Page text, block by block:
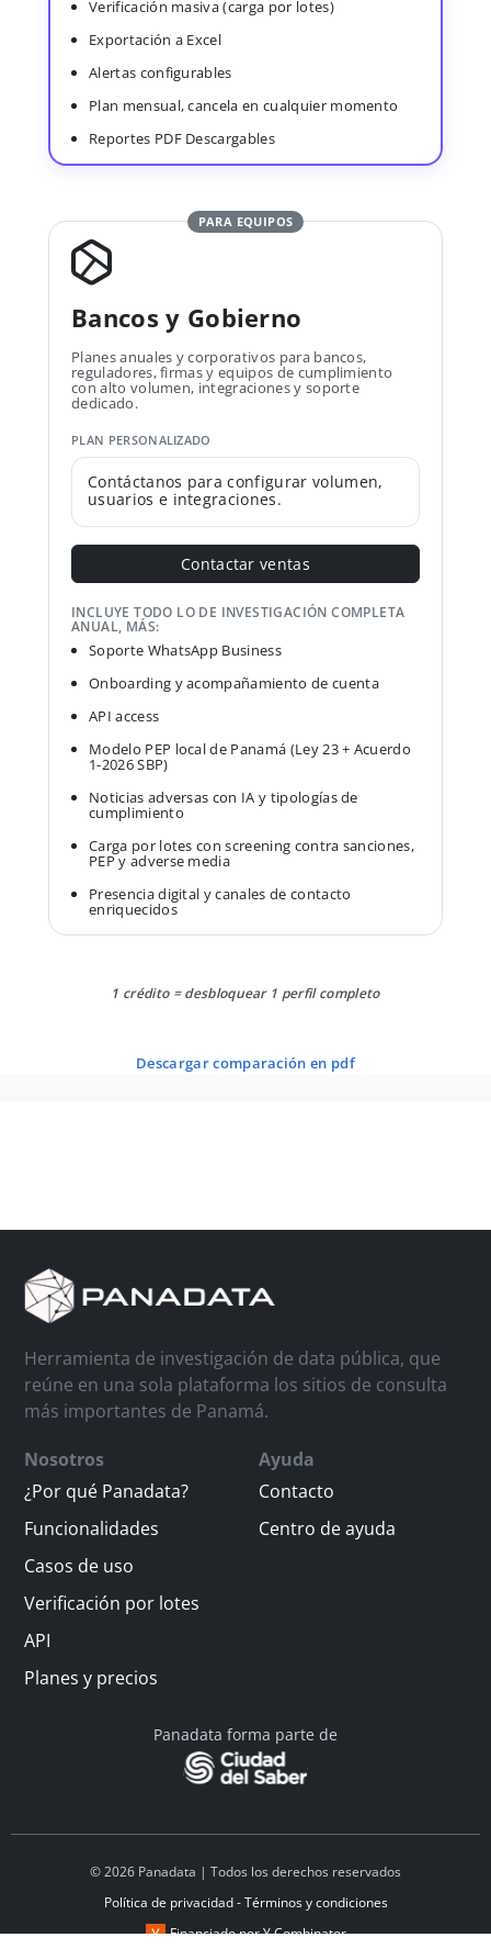
Verificación masiva (carga por lotes)
Exportación a Excel
Alertas configurables
Plan mensual, cancela en cualquier momento
Reportes PDF Descargables
PARA EQUIPOS
Bancos y Gobierno
Planes anuales y corporativos para bancos,
reguladores, firmas y equipos de cumplimiento
con alto volumen, integraciones y soporte
dedicado.
PLAN PERSONALIZADO
Contáctanos para configurar volumen,
usuarios e integraciones.
Contactar ventas
INCLUYE TODO LO DE INVESTIGACIÓN COMPLETA
ANUAL, MÁS:
Soporte WhatsApp Business
Onboarding y acompañamiento de cuenta
API access
Modelo PEP local de Panamá (Ley 23 + Acuerdo
1-2026 SBP)
Noticias adversas con IA y tipologías de
cumplimiento
Carga por lotes con screening contra sanciones,
PEP y adverse media
Presencia digital y canales de contacto
enriquecidos
1 crédito = desbloquear 1 perfil completo
descargar comparación en pdf
Herramienta de investigación de data pública, que
reúne en una sola plataforma los sitios de consulta
más importantes de Panamá.
Nosotros
¿Por qué Panadata?
Funcionalidades
Casos de uso
Verificación por lotes
API
Planes y precios
Ayuda
Contacto
Centro de ayuda
Panadata forma parte de
© 2026 Panadata | Todos los derechos reservados
Política de privacidad - Términos y condiciones
Financiado por Y Combinator